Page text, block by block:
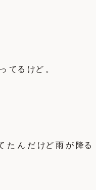
てる けど 。
た ん だ けど 雨 が 降る